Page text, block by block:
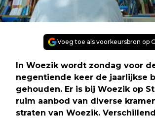
Voeg toe als voorkeursbron op
In Woezik wordt zondag voor
negentiende keer de jaarlijkse
gehouden. Er is bij Woezik op
ruim aanbod van diverse
straten van Woezik.